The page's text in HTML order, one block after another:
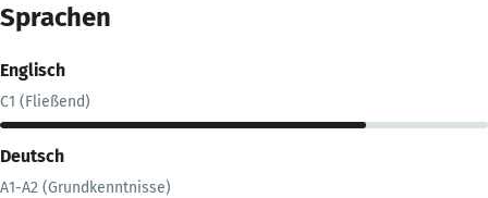
Sprachen
Englisch
C1 (Fließend)
Deutsch
A1-A2 (Grundkenntnisse)